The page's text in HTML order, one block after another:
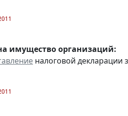
имущество организаций:
налоговой декларации